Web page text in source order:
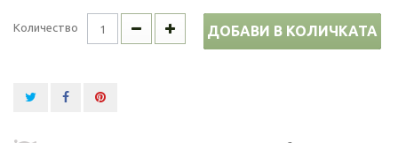
Количество ДОБАВИ В КОЛИЧКАТА